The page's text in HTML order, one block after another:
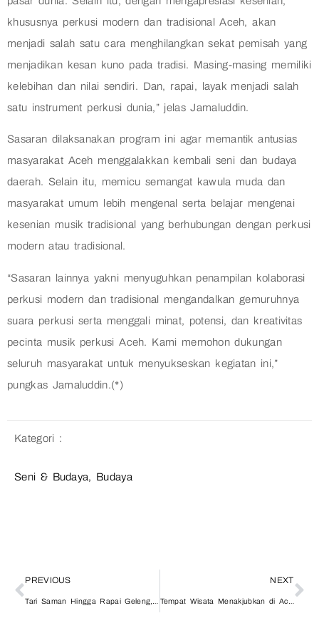
khususnya perkusi modern dan tradisional Aceh, akan
menjadi salah satu cara menghilangkan sekat pemisah yang
menjadikan kesan kuno pada tradisi. Masing-masing memiliki
kelebihan dan nilai sendiri. Dan, rapai, layak menjadi salah
satu instrument perkusi dunia,” jelas Jamaluddin.
Sasaran dilaksanakan program ini agar memantik antusias
masyarakat Aceh menggalakkan kembali seni dan budaya
daerah. Selain itu, memicu semangat kawula muda dan
masyarakat umum lebih mengenal serta belajar mengenai
kesenian musik tradisional yang berhubungan dengan perkusi
modern atau tradisional.
“Sasaran lainnya yakni menyuguhkan penampilan kolaborasi
perkusi modern dan tradisional mengandalkan gemuruhnya
suara perkusi serta menggali minat, potensi, dan kreativitas
pecinta musik perkusi Aceh. Kami memohon dukungan
seluruh masyarakat untuk menyukseskan kegiatan ini,”
pungkas Jamaluddin.(*)
Kategori :
Seni & Budaya, Budaya
PREVIOUS
Tari Saman Hingga Rapai Geleng, Diantara Kekayaan Tarian Tradisional Keseniaan Budaya Aceh
NEXT
Tempat Wisata Menakjubkan di Aceh, dan Ragam Budaya Aceh Pilihan